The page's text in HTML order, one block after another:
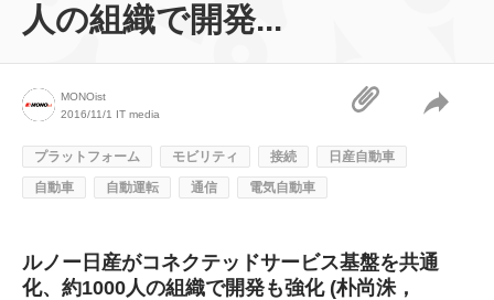
人の組織で開発...
MONOist
2016/11/1 IT media
プラットフォーム モビリティ 接続
日産自動車
自動車
自動運転 通信 電気自動車
ルノー日産がコネクテッドサービス基盤を共通
化、約1000人の組織で開発も強化 (朴尚洙，